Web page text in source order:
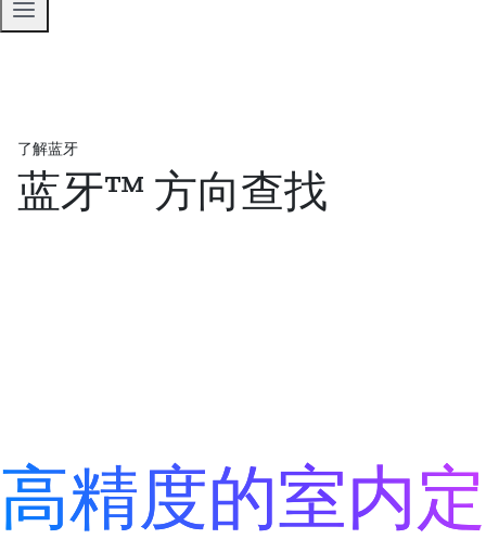
了解蓝牙
蓝牙™ 方向查找
高精度的室内定